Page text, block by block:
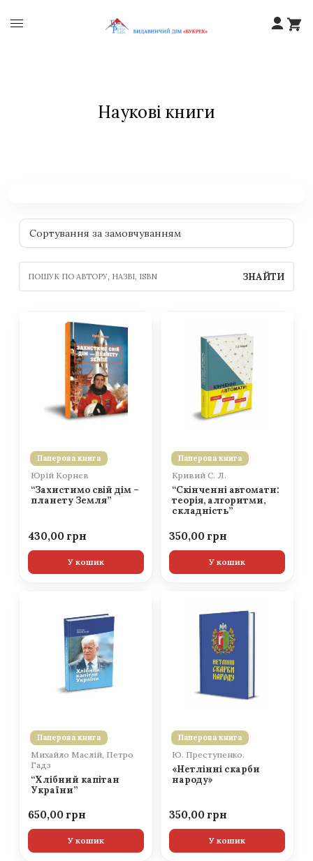
Наукові книги
ЗНАЙТИ
Паперова книга
Юрій Корнєв
“Захистимо свій дім –
планету Земля”
430,00
У кошик
Паперова книга
Кривий С. Л.
“Скінченні автомати:
теорія, алгоритми,
складність”
350,00
У кошик
Паперова книга
Михайло Маслій, Петро
Гадз
“Хлібний капітан
України”
650,00
У кошик
Паперова книга
Ю. Преступенко.
«Нетлінні скарби
народу»
350,00
У кошик